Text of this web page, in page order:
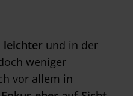
leichter und in der
weniger
vor allem in